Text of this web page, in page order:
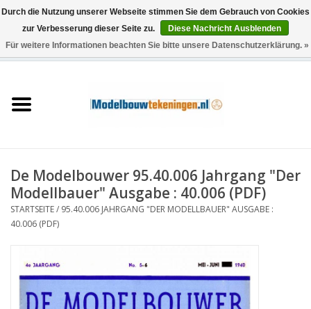
0 Artikel - €0,00
Schiffe
Holzbau
Landschaft
Maschinen
Dokumentation
De Modelbouwer 95.40.006 Jahrgang "Der
Modellbauer" Ausgabe : 40.006 (PDF)
STARTSEITE/ 95.40.006 JAHRGANG "DER MODELLBAUER" AUSGABE :
40.006 (PDF)
Durch die Nutzung unserer Webseite stimmen Sie dem Gebrauch von Cookies
zur Verbesserung dieser Seite zu.
Diese Nachricht Ausblenden
Für weitere Informationen beachten Sie bitte unsere Datenschutzerklärung. »